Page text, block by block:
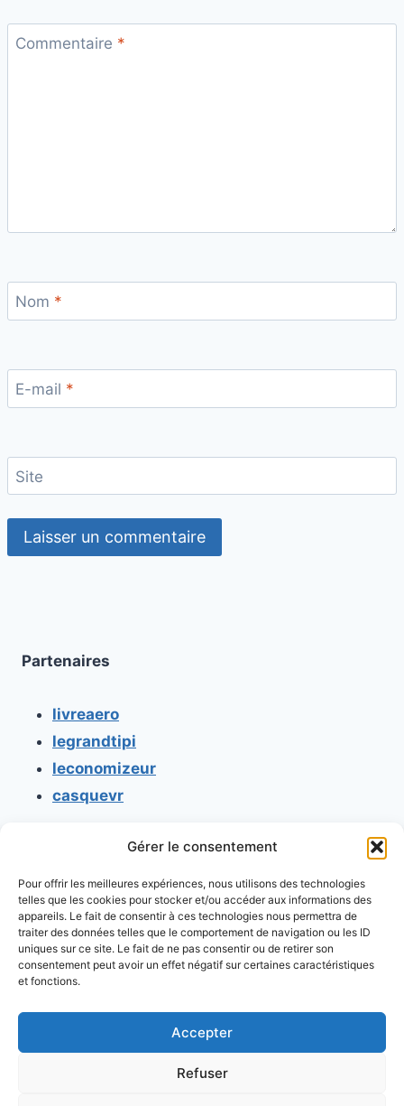
Gérer le consentement
Pour offrir les meilleures expériences, nous utilisons des technologies
telles que les cookies pour stocker et/ou accéder aux informations des
appareils. Le fait de consentir à ces technologies nous permettra de
traiter des données telles que le comportement de navigation ou les ID
uniques sur ce site. Le fait de ne pas consentir ou de retirer son
consentement peut avoir un effet négatif sur certaines caractéristiques
et fonctions.
Accepter
Refuser
Commentaire *
Nom *
E-mail *
Site
Partenaires
livreaero
legrandtipi
leconomizeur
casquevr
Mentions légales
Conditions générales d'utilisation
Conditions générales de vente
Politique de cookies
Politique de confidentialité